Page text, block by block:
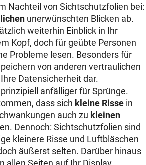
Nachteil von Sichtschutzfolien bei:
unerwünschten Blicken ab.
weiterhin Einblick in Ihr
Kopf, doch für geübte Personen
Probleme lesen. Besonders für
von anderen vertraulichen
Datensicherheit dar.
anfälliger für Sprünge.
dass sich kleine Risse in
auch zu kleinen
Dennoch: Sichtschutzfolien sind
kleinere Risse und Luftbläschen
äußerst selten. Darüber hinaus